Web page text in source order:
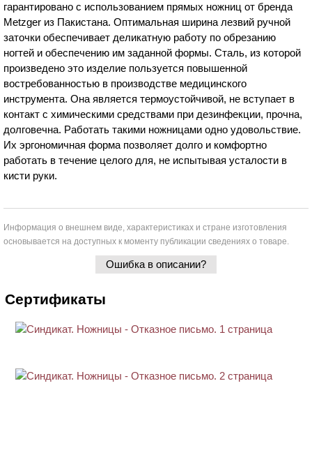
гарантировано с использованием прямых ножниц от бренда
Metzger из Пакистана. Оптимальная ширина лезвий ручной
заточки обеспечивает деликатную работу по обрезанию
ногтей и обеспечению им заданной формы. Сталь, из которой
произведено это изделие пользуется повышенной
востребованностью в производстве медицинского
инструмента. Она является термоустойчивой, не вступает в
контакт с химическими средствами при дезинфекции, прочна,
долговечна. Работать такими ножницами одно удовольствие.
Их эргономичная форма позволяет долго и комфортно
работать в течение целого для, не испытывая усталости в
кисти руки.
Информация о внешнем виде, характеристиках и стране изготовления
основывается на доступных к моменту публикации сведениях о товаре.
Ошибка в описании?
Сертификаты